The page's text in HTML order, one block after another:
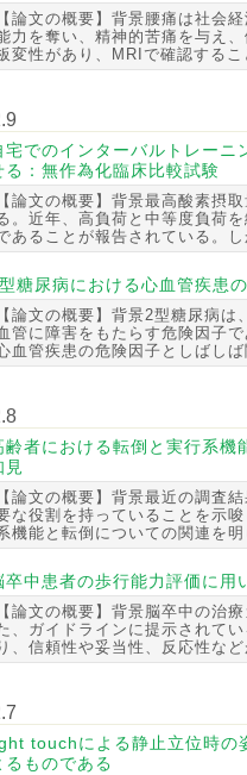
【論文の概要】背景腰痛は社会
力を奪い、精神的苦痛を与え
変性があり、MRIで確認する
宅でのインターバルトレーニ
る：無作為化臨床比較試験
【論文の概要】背景最高酸素摂
。近年、高負荷と中等度負荷
あることが報告されている。
糖尿病における心血管疾患
【論文の概要】背景2型糖尿病
管に障害をもたらす危険因子
血管疾患の危険因子としばし
齢者における転倒と実行系機
見
【論文の概要】背景最近の調査
な役割を持っていることを示
機能と転倒についての関連を
卒中患者の歩行能力評価に用
【論文の概要】背景脳卒中の治
、ガイドラインに提示されて
、信頼性や妥当性、反応性な
touchによる静止立位時の
るものである